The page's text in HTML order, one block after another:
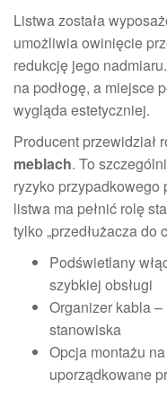
Listwa została
umożliwia owinięcie
redukcję jego
na podłogę, a miejsce
wygląda estetyczniej.
Producent przewidział
meblach. To
ryzyko
listwa ma pełnić rolę
tylko „przedłużacza do
Podświetlany
szybkiej obsługi
Organizer kabla
stanowiska
Opcja montażu
uporządkowane